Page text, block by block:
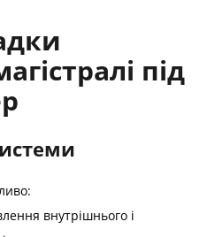
під
внутрішнього і